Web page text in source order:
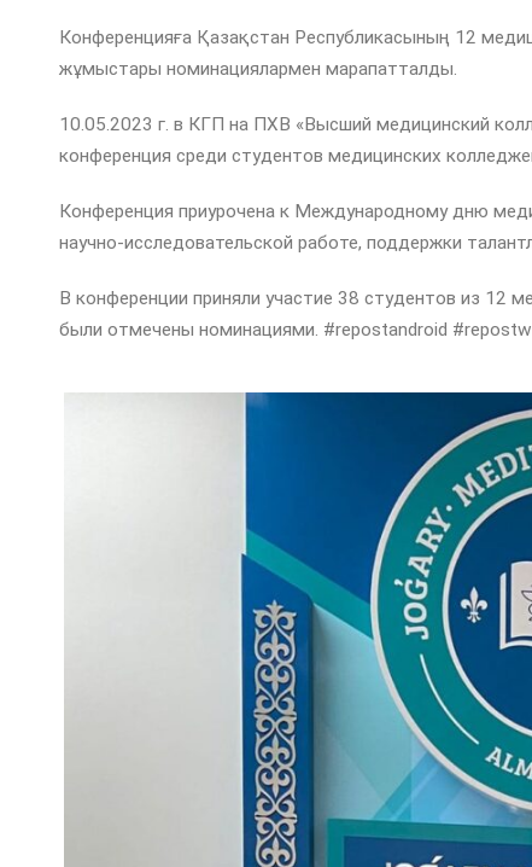
Конференцияға Қазақстан Республикасының 12
жұмыстары номинациялармен марапатталды.
10.05.2023 г. в КГП на ПХВ «Высший медицинский
конференция среди студентов медицинских
Конференция приурочена к Международному дню
научно-исследовательской работе, поддержки
В конференции приняли участие 38 студентов из 12
были отмечены номинациями. #repostandroid